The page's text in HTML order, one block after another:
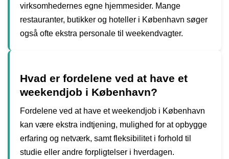
virksomhedernes egne hjemmesider. Mange
restauranter, butikker og hoteller i København søger
også ofte ekstra personale til weekendvagter.
Hvad er fordelene ved at have et
weekendjob i København?
Fordelene ved at have et weekendjob i København
kan være ekstra indtjening, mulighed for at opbygge
erfaring og netværk, samt fleksibilitet i forhold til
studie eller andre forpligtelser i hverdagen.